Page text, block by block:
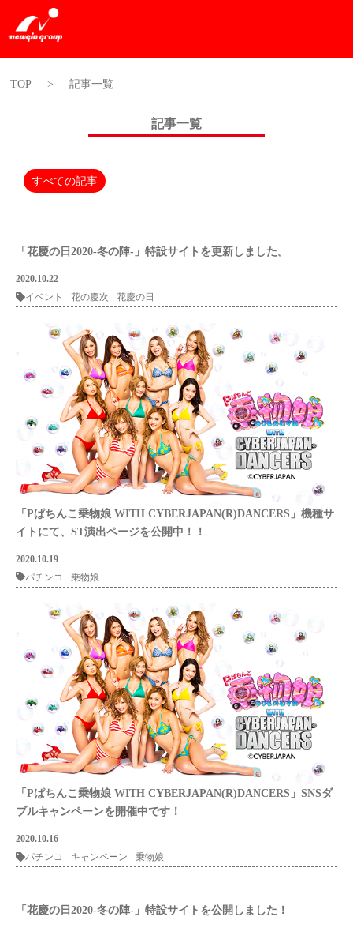
TOP > 記事一覧
記事一覧
すべての記事
「花慶の日2020-冬の陣-」特設サイトを更新しました。
2020.10.22
イベント
花の慶次 花慶の日
「Pぱちんこ乗物娘 WITH CYBERJAPAN(R)DANCERS」機種サ
イトにて、ST演出ページを公開中！！
2020.10.19
パチンコ
乗物娘
「Pぱちんこ乗物娘 WITH CYBERJAPAN(R)DANCERS」SNSダ
ブルキャンペーンを開催中です！
2020.10.16
パチンコ
キャンペーン 乗物娘
「花慶の日2020-冬の陣-」特設サイトを公開しました！